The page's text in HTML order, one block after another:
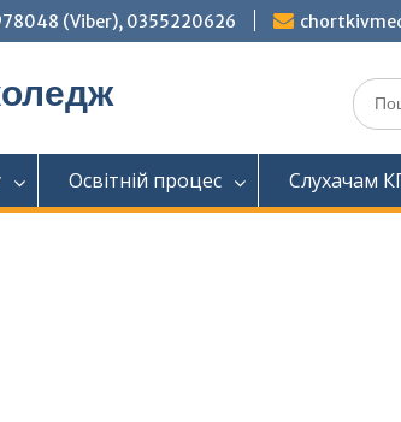
(Viber), 0355220626
Освітній процес Слухачам